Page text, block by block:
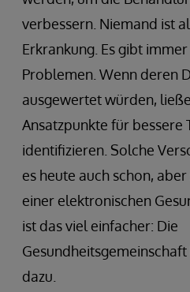
verbessern. Niemand ist
Erkrankung. Es gibt
Problemen. Wenn deren
ausgewertet würden,
Ansatzpunkte für bessere
identifizieren. Solche
es heute auch schon,
einer elektronischen
ist das viel einfacher: Die
dazu.